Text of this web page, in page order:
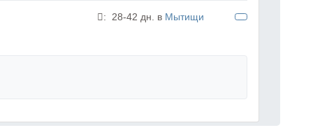
: 28-42 дн. в Мытищи